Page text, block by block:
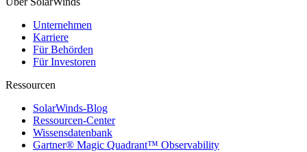
Unternehmen
Karriere
Für Behörden
Für Investoren
Ressourcen
SolarWinds-Blog
Ressourcen-Center
Wissensdatenbank
Gartner® Magic Quadrant™ Observability